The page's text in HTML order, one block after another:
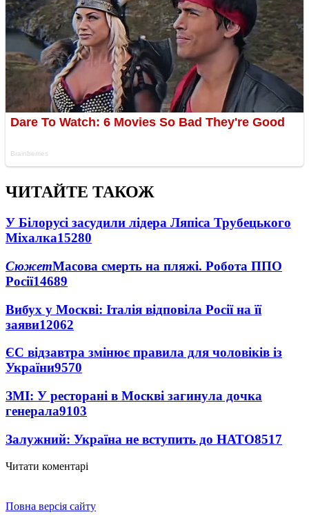
ЧИТАЙТЕ ТАКОЖ
У Білорусі засудили лідера Ляпіса Трубецького
Міхалка15280
СюжетМасова смерть на пляжі. Робота ППО
Росії14689
Вибух у Москві: Італія відповіла Росії на її
заяви12062
ЄС відзавтра змінює правила для чоловіків із
України9570
ЗМІ: У ресторані в Москві загинула дочка
генерала9103
Залужний: Україна не вступить до НАТО8517
Читати коментарі
Повна версія сайту